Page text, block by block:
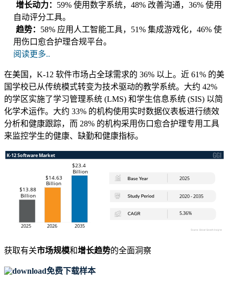
增长动力： 59% 使用数字系统，48% 改善沟通，36% 使用
自动评分工具。
趋势： 58% 应用人工智能工具，51% 集成游戏化，46% 使
用伤口愈合护理合规平台。
阅读更多..
在美国，K-12 软件市场占全球需求的 36% 以上。近 61% 的美
国学校已从传统模式转变为技术驱动的教学系统。大约 42%
的学区实施了学习管理系统 (LMS) 和学生信息系统 (SIS) 以简
化学术运作。大约 33% 的机构使用实时数据仪表板进行绩效
分析和健康跟踪，而 28% 的机构采用伤口愈合护理专用工具
来监控学生的健康、缺勤和健康指标。
获取有关市场规模和增长趋势的全面洞察
免费下载样本